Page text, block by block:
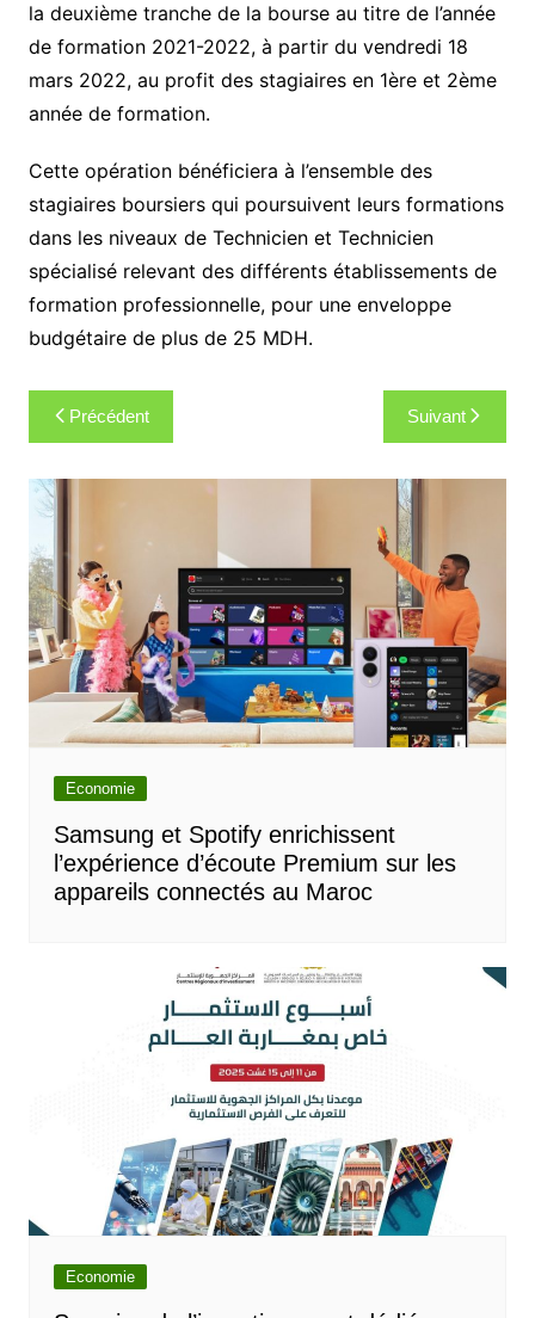
la deuxième tranche de la bourse au titre de l’année
de formation 2021-2022, à partir du vendredi 18
mars 2022, au profit des stagiaires en 1ère et 2ème
année de formation.
Cette opération bénéficiera à l’ensemble des
stagiaires boursiers qui poursuivent leurs formations
dans les niveaux de Technicien et Technicien
spécialisé relevant des différents établissements de
formation professionnelle, pour une enveloppe
budgétaire de plus de 25 MDH.
Navigation
de
l’article
Précédent Suivant
Economie
Samsung et Spotify enrichissent
l’expérience d’écoute Premium sur les
appareils connectés au Maroc
Economie